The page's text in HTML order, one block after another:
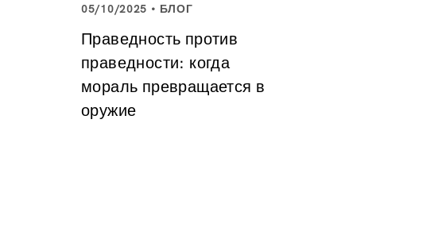
05/10/2025 БЛОГ
Праведность против
праведности: когда
мораль превращается в
оружие